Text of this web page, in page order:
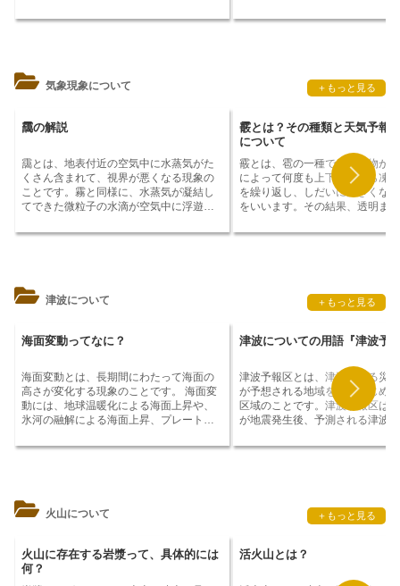
経済、文化の中心地であり、人口密度も
り、いつ発生してもおかしくない状況に
あります。そのため、首都圏では、地震
発生すると、震度7を観測する地域が数多
く発生し、建物が倒壊したり、火災が発
れています。また、液状化現象や地すべ
りなどの二次災害も発生する可能性が高
く、被害はさらに拡大する可能性があり
ます。首都直下地震への対策として、耐
定する、非常食や飲料水を備蓄してお
要です。
ニクスによって形成されます。
トが衝突すると、その境界部に
生します。この断層が活断層で
えます。一般的に、活断層が長
マグニチュードの大きな地震が
可能性が高くなります。また、
活動している間隔が短いほど、
頻度が高くなります。活断層は
被害を軽減するためにも重要な
たします。活断層が地表に現れ
ることができます。また、活断
気象現象について ＋もっと見る
靄の解説
靄とは、地表付近の空気中に水蒸気がた
くさん含まれて、視界が悪くなる現象の
ことです。 霧と同様に、水蒸気が凝結し
てできた微粒子の水滴が空気中に浮遊す
粒子が小さく、視界を遮る程度が弱いの
です。また、湿度の高い地域や、水蒸気
が発生しやすい場所でも、靄が発生しや
交通事故や航空機事故の原因となること
があります。また、靄によって大気中の
たり、物体の色や形が変化して見えたり
することもあります。
霰とは？その種類と天気予報
について
霰とは、雹の一種で、降水物が
によって何度も上下しながら凍
を繰り返し、しだいに大きくな
をいいます。 その結果、透明ま
メートル、重量が1グラム未満に
多くの地域で見られますが、特
亜熱帯地域で多く見られます。
に多く発生します。また、霰は
地帯でより多く見られる傾向が
が多く、当たると痛みを伴うこ
ます。また、霰は作物や家屋に
えることもあります。
津波について ＋もっと見る
海面変動ってなに？
海面変動とは、長期間にわたって海面の
高さが変化する現象のことです。
海面変
動には、地球温暖化による海面上昇や、
氷河の融解による海面上昇、プレートテ
原因があります。海面上昇は、沿岸地域
る可能性があります。海面上昇の問題に
対処するためには、地球温暖化の抑制
策が必要です。海面上昇は、地球規模の
問題であり、国際的な協力が必要です。
津波についての用語『津波予
津波予報区とは、津波による災
が予想される地域をあらかじめ
区域のことです。 津波予報区は
が地震発生後、予測される津波
は、地域ごとに異なるため、津
定されている地域に住んでいる
津波発生時には、気象庁からの
合は、直ちに避難する必要があ
津波避難の際には、高台や頑丈
火山について ＋もっと見る
火山に存在する岩漿って、具体的には
何？
活火山とは？